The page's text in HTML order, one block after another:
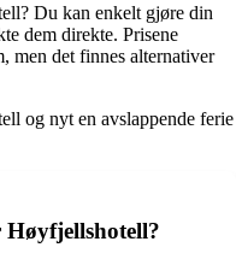
Du kan enkelt gjøre din
dem direkte. Prisene
men det finnes alternativer
og nyt en avslappende ferie
Høyfjellshotell?